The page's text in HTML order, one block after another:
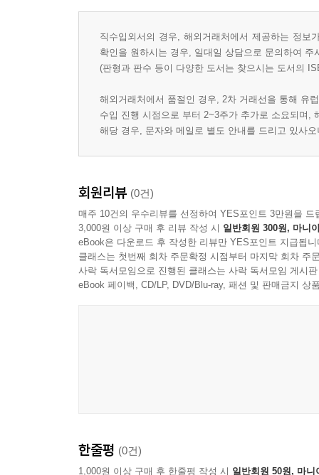
직수입외서의 경우, 해외거래처에서 제공하는 정
확인을 원하시는 경우, 일대일 상담으로 문의하여 주
(판형과 판수 등이 다양한 도서는 찾으시는 도서의
해외거래처에서 품절인 경우, 2차 거래선을 통해 유
수입 진행 시점으로 부터 2~3주가 추가로 소요되며,
해당 경우, 문자와 메일로 별도 안내를 드리고 있사
회원리뷰 (0건)
매주 10건의 우수리뷰를 선정하여 YES포인트 3만원을 드
3,000원 이상 구매 후 리뷰 작성 시 일반회원 300원, 마니
eBook은 다운로드 후 작성한 리뷰만 YES포인트 지급됩니
클래스는 첫번째 회차 주문확정 시점부터 마지막 회차 주
사락 독서모임으로 진행된 클래스는 사락 독서모임 게시
eBook 페이백, CD/LP, DVD/Blu-ray, 패션 및 판매금지 상
한줄평 (0건)
1,000원 이상 구매 후 한줄평 작성 시 일반회원 50원, 마니